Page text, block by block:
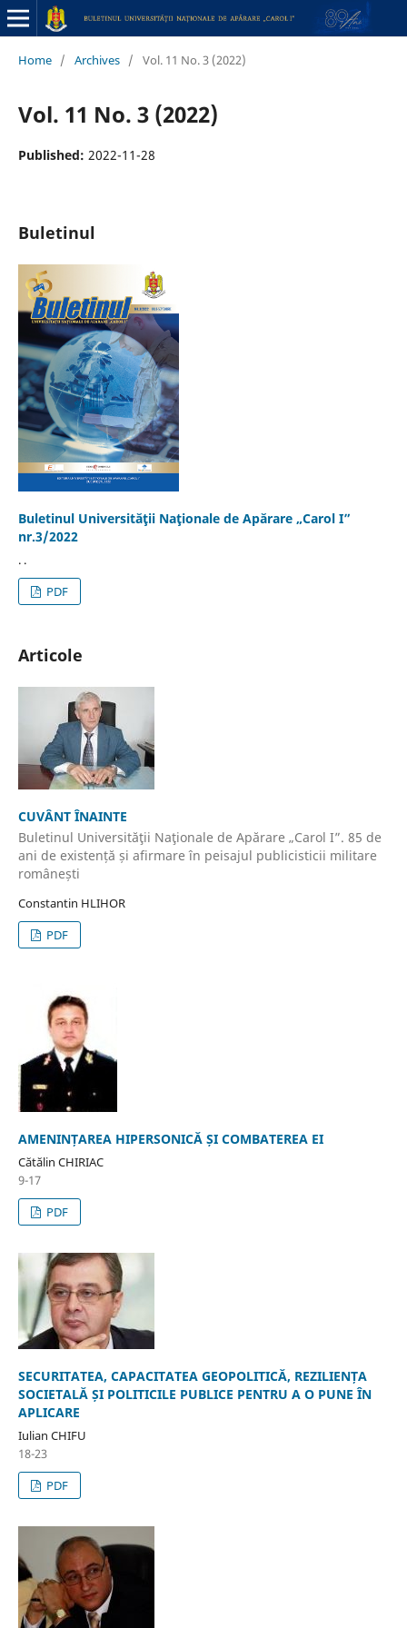
Home / Archives / Vol. 11 No. 3 (2022)
Vol. 11 No. 3 (2022)
Published: 2022-11-28
Buletinul
Buletinul Universităţii Naţionale de Apărare „Carol I”
nr.3/2022
. .
PDF
Articole
CUVÂNT ÎNAINTE
Buletinul Universităţii Naţionale de Apărare „Carol I”. 85 de
ani de existență și afirmare în peisajul publicisticii militare
românești
Constantin HLIHOR
PDF
AMENINȚAREA HIPERSONICĂ ȘI COMBATEREA EI
Cătălin CHIRIAC
9-17
PDF
SECURITATEA, CAPACITATEA GEOPOLITICĂ, REZILIENȚA
SOCIETALĂ ȘI POLITICILE PUBLICE PENTRU A O PUNE ÎN
APLICARE
Iulian CHIFU
18-23
PDF